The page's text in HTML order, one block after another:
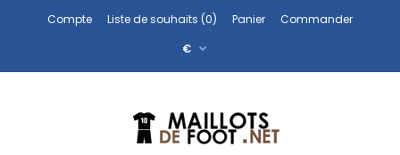
Compte Liste de souhaits (0) Panier
Commander
€